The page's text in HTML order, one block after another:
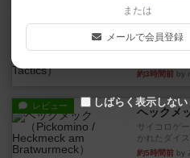
レビュー メメント
どんどん物
約3時間前 by
レビュー ヘックメ
サイコロゲ
かれたダイ
約5時間前 by
または
メールで会員登録
しばらく表示しない